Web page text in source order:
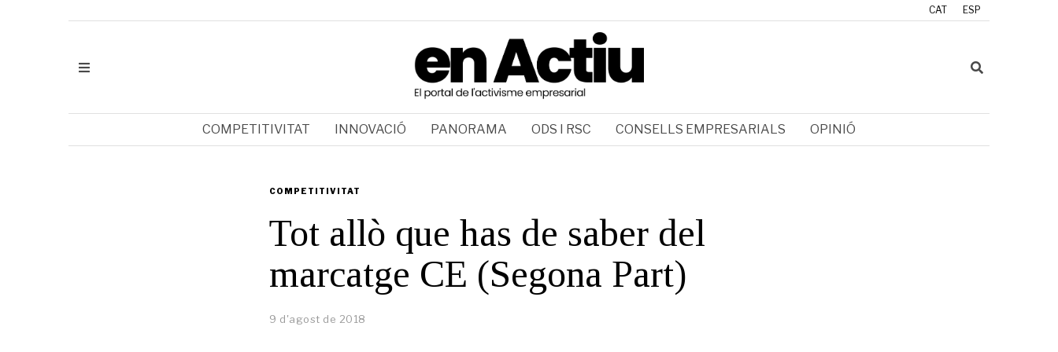
CAT ESP
COMPETITIVITAT INNOVACIÓ PANORAMA ODS I RSC CONSELLS EMPRESARIALS OPINIÓ
COMPETITIVITAT
Tot allò que has de saber del
marcatge CE (Segona Part)
9 d'agost de 2018